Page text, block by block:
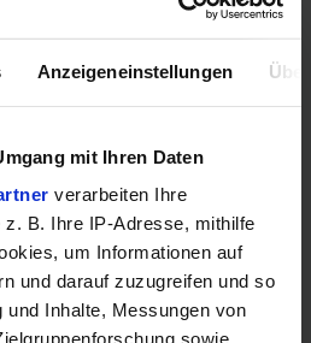
Anzeigeneinstellungen
mit Ihren Daten
verarbeiten Ihre
z. B. Ihre IP-Adresse, mithilfe
um Informationen auf
und darauf zuzugreifen und so
und Inhalte, Messungen von
sowie
Gaming PC mit RTX 5070